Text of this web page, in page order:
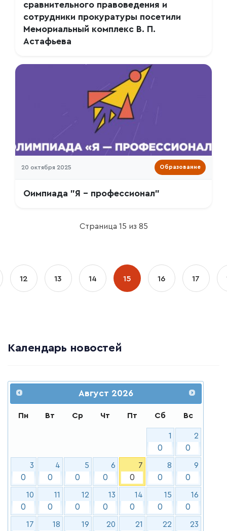
сравнительного правоведения и
сотрудники прокуратуры посетили
Мемориальный комплекс В. П.
Астафьева
20 октября 2025 Образование
Оимпиада "Я - профессионал"
Страница 15 из 85
12 13 14 15 16 17
Календарь новостей
Август 2026
Пн Вт Ср Чт Пт Сб Вс
1
0
2
0
3
0
4
0
5
0
6
0
7
0
8
0
9
0
10
0
11
0
12
0
13
0
14
0
15
0
16
0
17 18 19 20 21 22 23